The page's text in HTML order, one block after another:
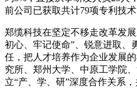
前公司已获取共计79项专利技术
郑缆科技在坚定不移走改革发
初心、牢记使命”、锐意进取、
任，把人才培养作为企业发展
究所、郑州大学、中原工学院
立“产、学、研”深度合作关系